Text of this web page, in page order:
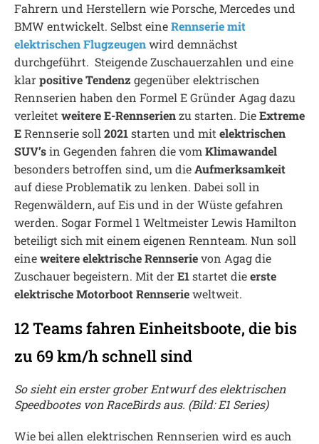
Fahrern und Herstellern wie Porsche, Mercedes und
BMW entwickelt. Selbst eineRennserie mit
elektrischen Flugzeugenwird demnächst
durchgeführt. Steigende Zuschauerzahlen und eine
klarpositive Tendenz gegenüber elektrischen
Rennserien haben den Formel E Gründer Agag dazu
verleitet weitere E-Rennserienzu starten. DieExtreme
ERennserie soll 2021starten und mit elektrischen
SUV’sin Gegenden fahren die vom Klimawandel
besonders betroffen sind, um dieAufmerksamkeit
auf diese Problematik zu lenken. Dabei soll in
Regenwäldern, auf Eis und in der Wüste gefahren
werden. Sogar Formel 1 Weltmeister Lewis Hamilton
beteiligt sich mit einem eigenen Rennteam. Nun soll
eineweitere elektrische Rennserievon Agag die
Zuschauer begeistern. Mit derE1startet dieerste
elektrische Motorboot Rennserieweltweit.
12 Teams fahren Einheitsboote, die bis
zu 69 km/h schnell sind
So sieht ein erster grober Entwurf des elektrischen
Speedbootes von RaceBirds aus. (Bild: E1 Series)
Wie bei allen elektrischen Rennserien wird es auch